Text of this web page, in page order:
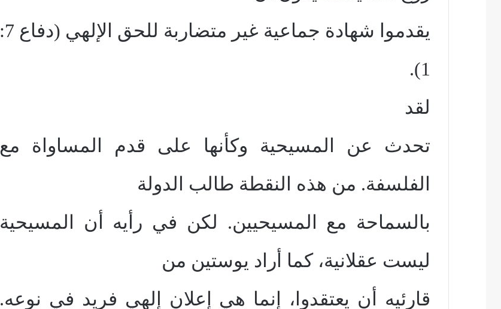
يقدموا شهادة جماعية غير متضاربة للحق الإلهي (دفاع 7:
1).
لقد
تحدث عن المسيحية وكأنها على قدم المساواة مع
الفلسفة. من هذه النقطة طالب الدولة
بالسماحة مع المسيحيين. لكن في رأيه أن المسيحية
ليست عقلانية، كما أراد يوستين من
قارئيه أن يعتقدوا، إنما هي إعلان إلهي فريد في نوعه.